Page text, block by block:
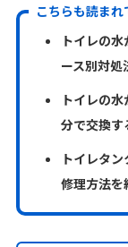
こちらも読まれ
トイレの
ース別対処
トイレの
分で交換す
トイレタ
修理方法を